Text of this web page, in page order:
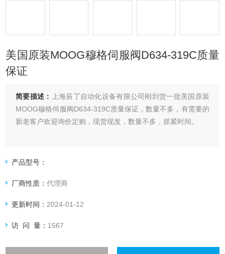
美国原装MOOG穆格伺服阀D634-319C质量
保证
简要描述：
上海辰丁自动化设备有限公司刚到货一批美国原装
MOOG穆格伺服阀D634-319C质量保证，数量不多，有需要的
新老客户欢迎询价定购，现货现发，数量不多，抓紧时间。
产品型号：
厂商性质：代理商
更新时间： 2024-01-12
访 问 量： 1567